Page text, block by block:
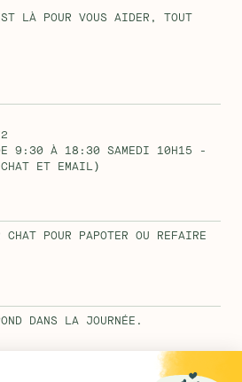
LÀ POUR VOUS AIDER, TOUT
9:30 À 18:30 SAMEDI 10H15 -
ET EMAIL)
POUR PAPOTER OU REFAIRE
DANS LA JOURNÉE.